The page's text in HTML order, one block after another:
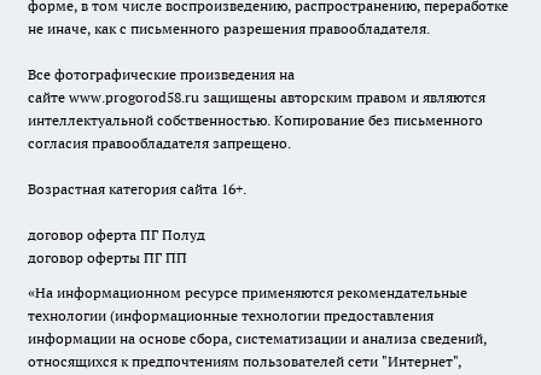
форме, в том числе воспроизведению, распространению, переработке
не иначе, как с письменного разрешения правообладателя.
Все фотографические произведения на
сайте www.progorod58.ru защищены авторским правом и являются
интеллектуальной собственностью. Копирование без письменного
согласия правообладателя запрещено.
Возрастная категория сайта 16+.
договор оферта ПГ Полуд
договор оферты ПГ ПП
«На информационном ресурсе применяются рекомендательные
технологии (информационные технологии предоставления
информации на основе сбора, систематизации и анализа сведений,
относящихся к предпочтениям пользователей сети "Интернет",